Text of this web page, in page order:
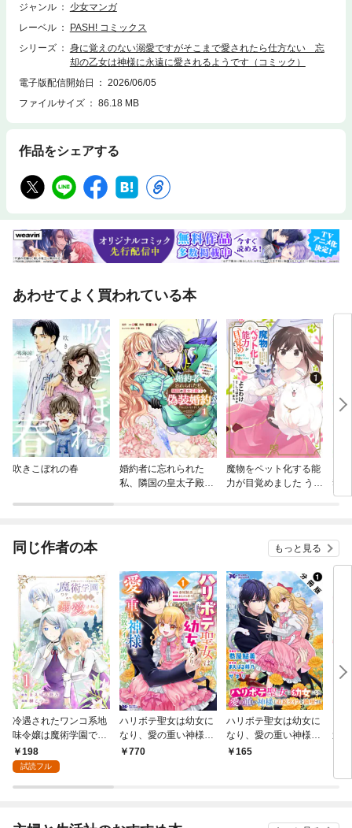
ジャンル
少女マンガ
レーベル
PASH! コミックス
シリーズ
身に覚えのない溺愛ですがそこまで愛されたら仕方ない 忘
却の乙女は神様に永遠に愛されるようです（コミック）
電子版配信開始日
2026/06/05
ファイルサイズ
86.18 MB
作品をシェアする
あわせてよく買われている本
吹きこぼれの春
婚約者に忘れられた
私、隣国の皇太子殿下
魔物をペット化する能
力が目覚めました うち
奪
ど
同じ作者の本 もっと見る
冷遇されたワンコ系地
味令嬢は魔術学園でワ
ケあり女装王子に溺愛
される 【連載版】１
198
試読フル
ハリボテ聖女は幼女に
なり、愛の重い神様と
追放ライフを満喫する
770
ハリボテ聖女は幼女に
なり、愛の重い神様と
追放ライフを満喫する
165
逆